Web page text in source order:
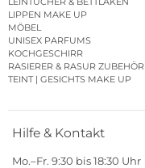
LIPPEN MAKE UP
MÖBEL
UNISEX PARFUMS
KOCHGESCHIRR
RASIERER & RASUR ZUBEHÖR
TEINT | GESICHTS MAKE UP
Hilfe & Kontakt
Mo.–Fr. 9:30 bis 18:30 Uhr